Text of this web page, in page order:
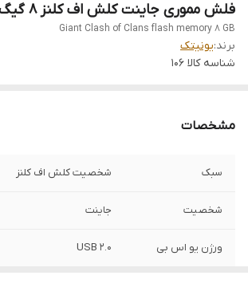
فلش مموری جاینت کلش اف کلنز 8 گیگ
Giant Clash of Clans flash memory 8 GB
برند:یونیتک
شناسه کالا 106
مشخصات
سبک شخصیت کلش اف کلنز
شخصیت جاینت
ورژن یو اس بی USB 2.0